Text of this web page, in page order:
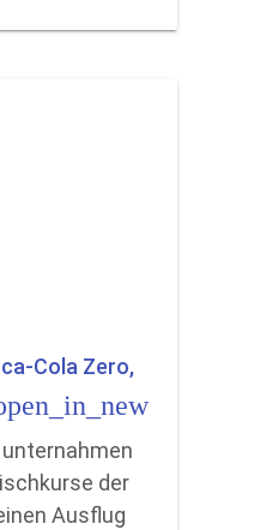
Cola Zero,
der
Ausflug